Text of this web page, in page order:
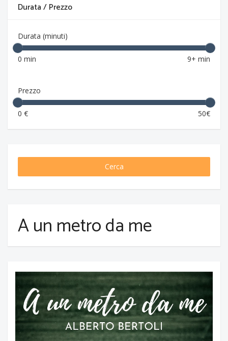
Durata / Prezzo
Durata (minuti)
0 min 9+ min
Prezzo
0 € 50€
Cerca
A un metro da me